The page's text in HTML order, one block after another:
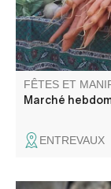
FÊTES ET
Marché
ENTREVAUX